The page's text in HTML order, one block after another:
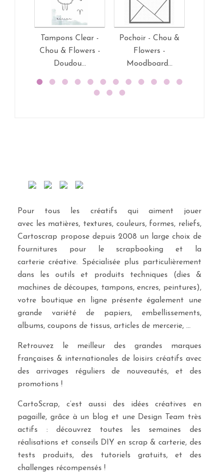
Tampons Clear -
Chou & Flowers -
Doudou...
Pochoir - Chou &
Flowers -
Moodboard...
Pour tous les créatifs qui aiment jouer
avec les matières, textures, couleurs, formes, reliefs,
Cartoscrap propose depuis 2008 un large choix de
fournitures pour le scrapbooking et la
carterie créative. Spécialisée plus particulièrement
dans les outils et produits techniques (dies &
machines de découpes, tampons, encres, peintures),
votre boutique en ligne présente également une
grande variété de papiers, embellissements,
albums, coupons de tissus, articles de mercerie, …
Retrouvez le meilleur des grandes marques
françaises & internationales de loisirs créatifs avec
des arrivages réguliers de nouveautés, et des
promotions !
CartoScrap, c’est aussi des idées créatives en
pagaille, grâce à un blog et une Design Team très
actifs : découvrez toutes les semaines des
réalisations et conseils DIY en scrap & carterie, des
tests produits, des tutoriels gratuits, et des
challenges récompensés !